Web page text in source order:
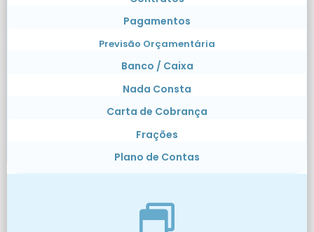
Pagamentos
Previsão Orçamentária
Banco / Caixa
Nada Consta
Carta de Cobrança
Frações
Plano de Contas